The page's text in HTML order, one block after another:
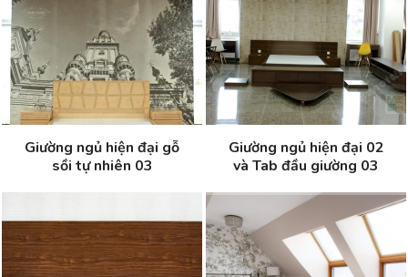
Giường ngủ hiện đại gỗ
sồi tự nhiên 03
Giường ngủ hiện đại 02
và Tab đầu giường 03